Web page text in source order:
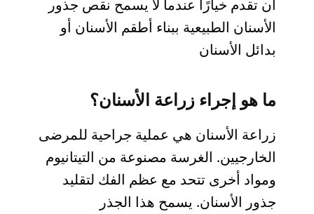
أن تقدم خيارًا عندما لا يسمح نقص جذور
الأسنان الطبيعية ببناء أطقم الأسنان أو
بدائل الأسنان
ما هو إجراء زراعة الأسنان؟
زراعة الأسنان هي عملية جراحية للمرضى
الخارجيين. الغرسة مصنوعة من التيتانيوم
ومواد أخرى تتحد مع عظم الفك لتقليد
جذور الأسنان. يسمح هذا الجذر